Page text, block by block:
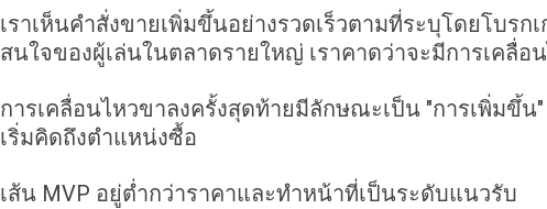
เราเห็นคำสั่งขายเพิ่มขึ้นอย่างรวดเร็วตามที่ระบุโดยโบรก
สนใจของผู้เล่นในตลาดรายใหญ่ เราคาดว่าจะมีการเคลื่อ
การเคลื่อนไหวขาลงครั้งสุดท้ายมีลักษณะเป็น "การเพิ่มขึ้
เริ่มคิดถึงตำแหน่งซื้อ
เส้น MVP อยู่ต่ำกว่าราคาและทำหน้าที่เป็นระดับแนวรับ